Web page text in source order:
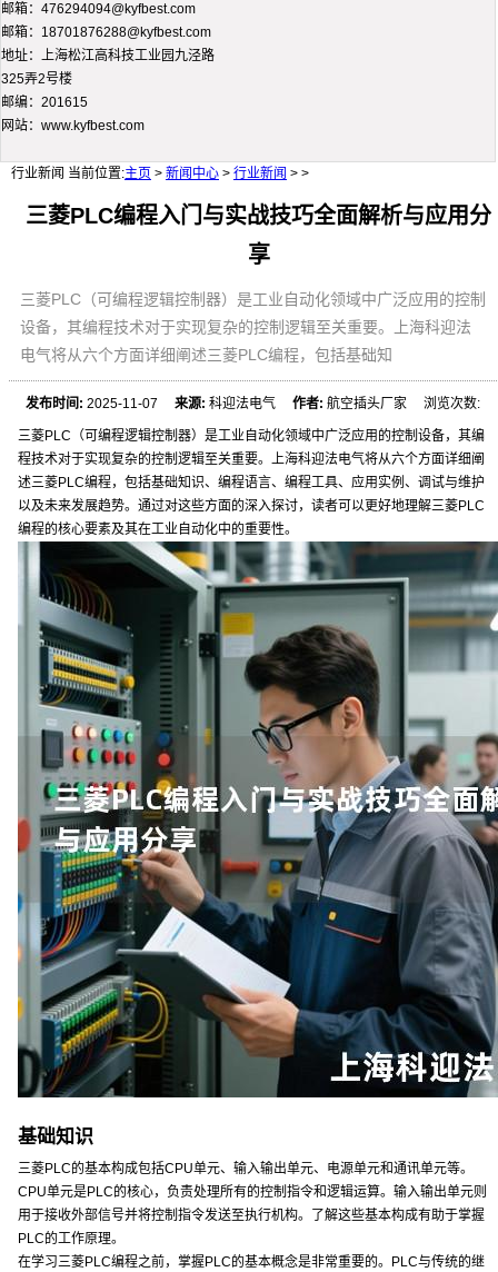
邮箱：476294094@kyfbest.com
邮箱：18701876288@kyfbest.com
地址：上海松江高科技工业园九泾路
325弄2号楼
邮编：201615
网站：www.kyfbest.com
行业新闻 当前位置:主页 > 新闻中心 > 行业新闻 > >
三菱PLC编程入门与实战技巧全面解析与应用分
享
三菱PLC（可编程逻辑控制器）是工业自动化领域中广泛应用的控制
设备，其编程技术对于实现复杂的控制逻辑至关重要。上海科迎法
电气将从六个方面详细阐述三菱PLC编程，包括基础知
发布时间: 2025-11-07来源: 科迎法电气作者: 航空插头厂家 浏览次数:
三菱PLC（可编程逻辑控制器）是工业自动化领域中广泛应用的控制设备，其编
程技术对于实现复杂的控制逻辑至关重要。上海科迎法电气将从六个方面详细阐
述三菱PLC编程，包括基础知识、编程语言、编程工具、应用实例、调试与维护
以及未来发展趋势。通过对这些方面的深入探讨，读者可以更好地理解三菱PLC
编程的核心要素及其在工业自动化中的重要性。
基础知识
三菱PLC的基本构成包括CPU单元、输入输出单元、电源单元和通讯单元等。
CPU单元是PLC的核心，负责处理所有的控制指令和逻辑运算。输入输出单元则
用于接收外部信号并将控制指令发送至执行机构。了解这些基本构成有助于掌握
PLC的工作原理。
在学习三菱PLC编程之前，掌握PLC的基本概念是非常重要的。PLC与传统的继